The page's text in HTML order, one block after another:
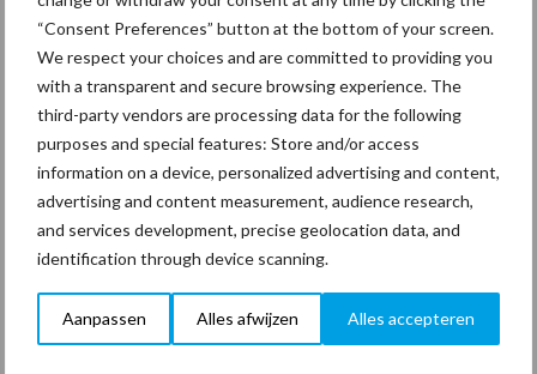
“Consent Preferences” button at the bottom of your screen.
We respect your choices and are committed to providing you
with a transparent and secure browsing experience. The
third-party vendors are processing data for the following
purposes and special features: Store and/or access
information on a device, personalized advertising and content,
advertising and content measurement, audience research,
and services development, precise geolocation data, and
identification through device scanning.
Aanpassen Alles afwijzen Alles accepteren
maar innoveren is mijn toekomst”
24 dec
Friendship Sports Centre maakt
vrienden voor het leven
23 dec
Business Apps: breng rust in de
schoonmaakchaos
22 dec
Sportschool Saints & Stars moet
oud-schoonmakers alsnog betalen